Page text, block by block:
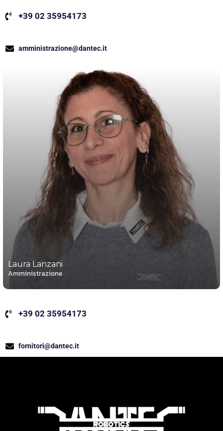
+39 02 35954173
amministrazione@dantec.it
Laura Lanzani
Amministrazione
+39 02 35954173
fornitori@dantec.it